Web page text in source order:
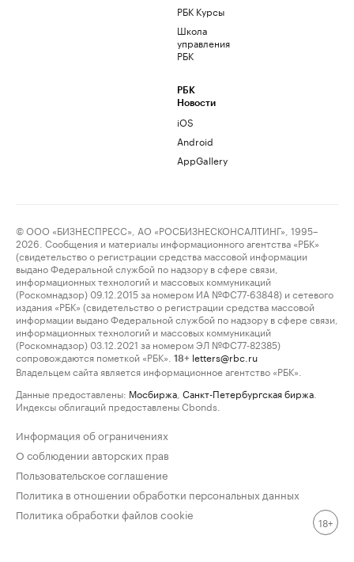
РБК Курсы
Школа
управления
РБК
РБК
Новости
iOS
Android
AppGallery
© ООО «БИЗНЕСПРЕСС», АО «РОСБИЗНЕСКОНСАЛТИНГ», 1995–
2026. Сообщения и материалы информационного агентства «РБК»
(свидетельство о регистрации средства массовой информации
выдано Федеральной службой по надзору в сфере связи,
информационных технологий и массовых коммуникаций
(Роскомнадзор) 09.12.2015 за номером ИА №ФС77-63848) и сетевого
издания «РБК» (свидетельство о регистрации средства массовой
информации выдано Федеральной службой по надзору в сфере связи,
информационных технологий и массовых коммуникаций
(Роскомнадзор) 03.12.2021 за номером ЭЛ №ФС77-82385)
сопровождаются пометкой «РБК».
18+ letters@rbc.ru
Владельцем сайта является информационное агентство «РБК».
Данные предоставлены: Мосбиржа Санкт-Петербургская биржа
Индексы облигаций предоставлены Cbonds.
Информация об ограничениях
О соблюдении авторских прав
Пользовательское соглашение
Политика в отношении обработки персональных данных
Политика обработки файлов cookie
18+